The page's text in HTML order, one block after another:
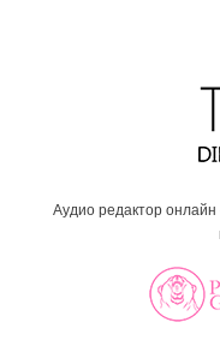
Аудио редактор онлайн